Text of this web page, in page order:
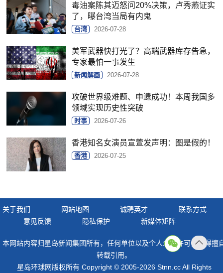
毒油案陈其迈怒问20%决策，卢秀燕证实
了，曝台湾当局有内鬼
台湾 2026-07-28
美军武器快打光了？高端武器库存告急，
专家最怕一事发生
新闻解画 2026-07-28
攻破世界级难题、申遗成功！本周我国多
领域实现历史性突破
时事 2026-07-26
香港知名女演员宣萱发声明：图是假的！
香港 2026-07-25
关于我们 网站地图 诚聘英才
联系方式
意见反馈
隐私保护 新媒体矩阵
本网站内容归星岛新闻集团所有，任何单位以及个人未经许可，不得擅
转载引用。
星岛环球网版权所有 Copyright © 2005-2026 Stnn.cc All Rights
顶部